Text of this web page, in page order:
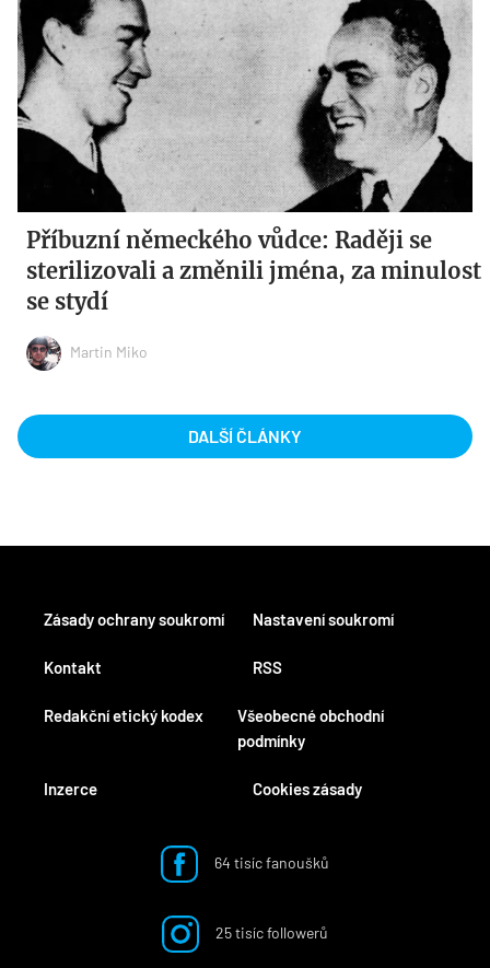
Příbuzní německého vůdce: Raději se
sterilizovali a změnili jména, za minulost
se stydí
Martin Miko
DALŠÍ ČLÁNKY
Kontakt
Redakční etický kodex
Inzerce
RSS
Všeobecné obchodní
podmínky
Cookies zásady
Zásady ochrany soukromí Nastavení soukromí
64 tisíc fanoušků
25 tisíc followerů